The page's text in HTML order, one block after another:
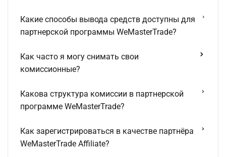
Какие способы вывода средств доступны для
партнерской программы WeMasterTrade?
Как часто я могу снимать свои
комиссионные?
Какова структура комиссии в партнерской
программе WeMasterTrade?
Как зарегистрироваться в качестве партнёра
WeMasterTrade Affiliate?